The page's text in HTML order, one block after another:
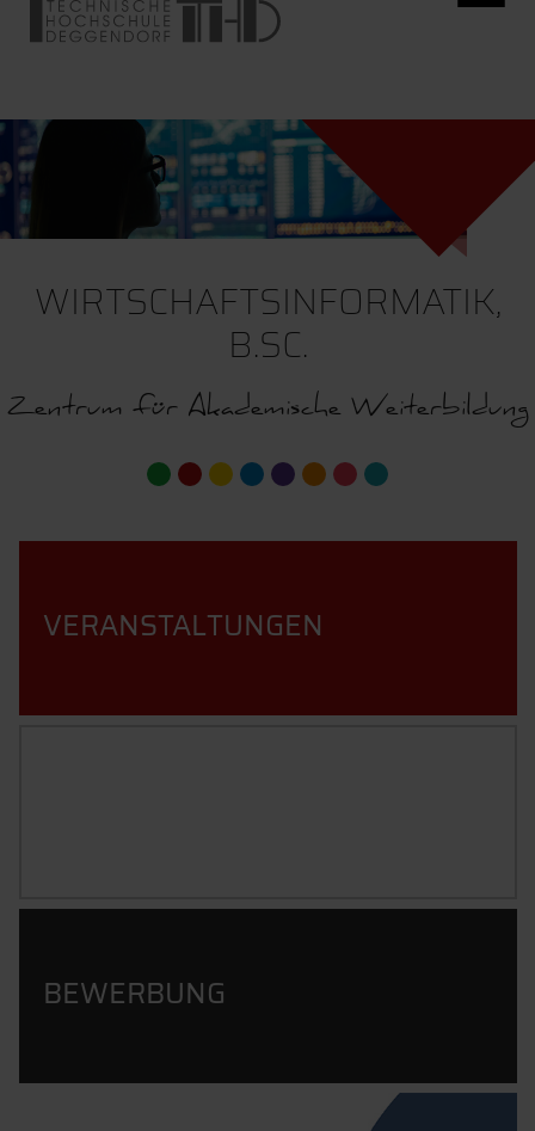
WIRTSCHAFTSINFORMATIK,
B.SC.
Zentrum für Akademische Weiterbildung
VERANSTALTUNGEN
BEWERBUNG